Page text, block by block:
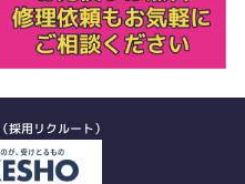
採用リクルート）